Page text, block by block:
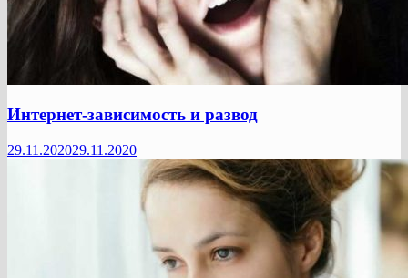
Интернет-зависимость и развод
29.11.202029.11.2020